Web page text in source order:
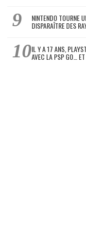
NINTENDO TOURNE
DISPARAÎTRE DES
IL Y A 17 ANS,
AVEC LA PSP GO…